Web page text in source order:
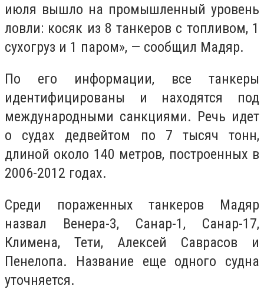
июля вышло на промышленный уровень
ловли: косяк из 8 танкеров с топливом, 1
сухогруз и 1 паром», — сообщил Мадяр.
По его информации, все танкеры
идентифицированы и находятся под
международными санкциями. Речь идет
о судах дедвейтом по 7 тысяч тонн,
длиной около 140 метров, построенных в
2006-2012 годах.
Среди пораженных танкеров Мадяр
назвал Венера-3, Санар-1, Санар-17,
Климена, Тети, Алексей Саврасов и
Пенелопа. Название еще одного судна
уточняется.